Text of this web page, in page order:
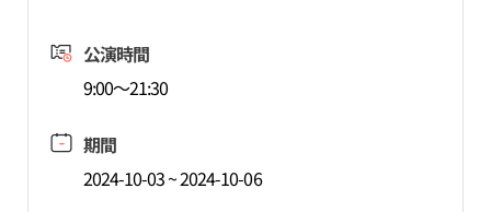
公演時間
9:00～21:30
期間
2024-10-03 ~ 2024-10-06